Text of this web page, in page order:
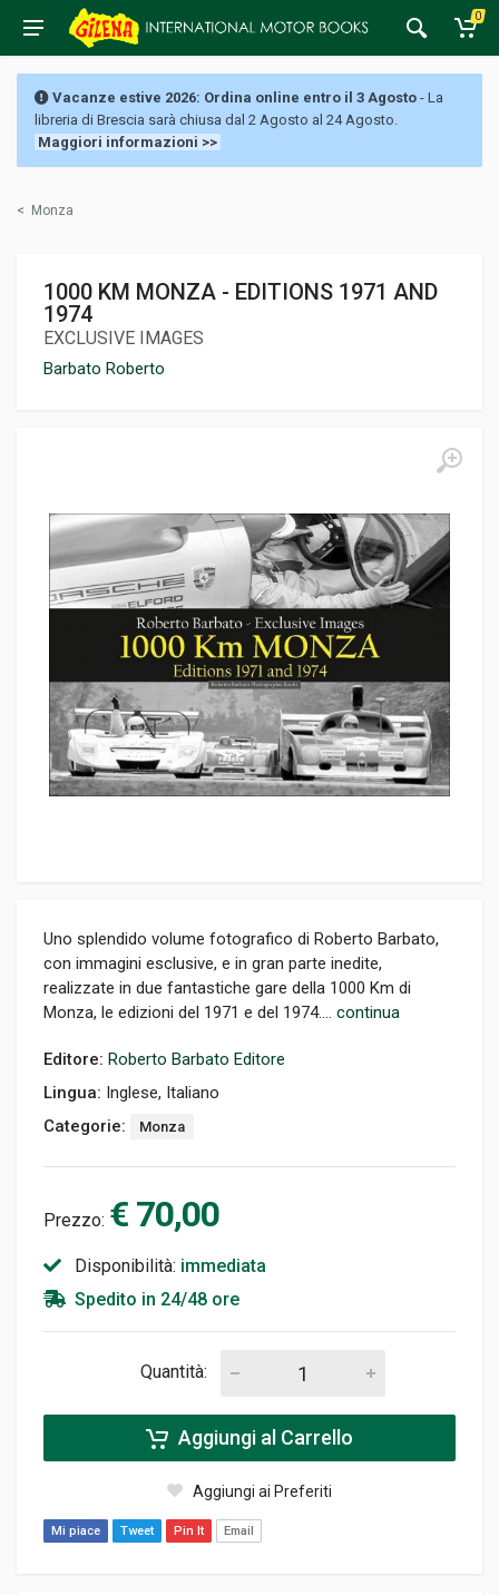
0
Vacanze estive 2026: Ordina online entro il 3 Agosto - La
libreria di Brescia sarà chiusa dal 2 Agosto al 24 Agosto.
Maggiori informazioni >>
< Monza
1000 KM MONZA - EDITIONS 1971 AND
1974
EXCLUSIVE IMAGES
Barbato Roberto
Uno splendido volume fotografico di Roberto Barbato,
con immagini esclusive, e in gran parte inedite,
realizzate in due fantastiche gare della 1000 Km di
Monza, le edizioni del 1971 e del 1974.... continua
Editore: Roberto Barbato Editore
Lingua: Inglese, Italiano
Categorie:
Monza
Prezzo: € 70,00
Disponibilità: immediata
Spedito in 24/48 ore
Quantità:
Aggiungi al Carrello
Aggiungi ai Preferiti
Mi piace Tweet Pin It Email